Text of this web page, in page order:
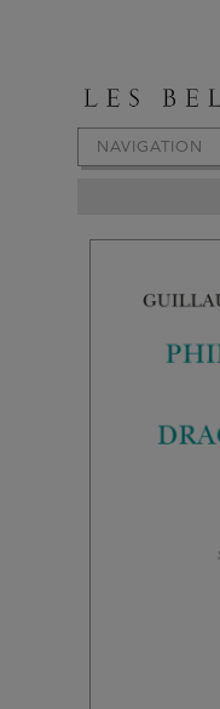
NAVIGATION